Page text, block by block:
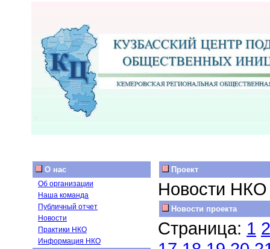
О нас
Об организации
Наша команда
Публичный отчет
Новости
Практики НКО
Информация НКО
Проект
Новости НКО
Новости проекта
Страница: 1 2